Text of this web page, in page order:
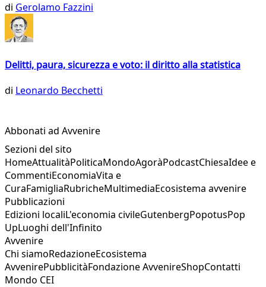
di Gerolamo Fazzini
Delitti, paura, sicurezza e voto: il diritto alla statistica
di Leonardo Becchetti
Abbonati ad Avvenire
Sezioni del sito
HomeAttualitàPoliticaMondoAgoràPodcastChiesaIdee e
CommentiEconomiaVita e
CuraFamigliaRubricheMultimediaEcosistema avvenire
Pubblicazioni
Edizioni localiL'economia civileGutenbergPopotusPop
UpLuoghi dell'Infinito
Avvenire
Chi siamoRedazioneEcosistema
AvvenirePubblicitàFondazione AvvenireShopContatti
Mondo CEI